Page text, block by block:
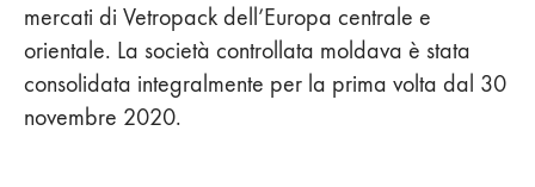
mercati di Vetropack dell’Europa centrale e
orientale. La società controllata moldava è stata
consolidata integralmente per la prima volta dal 30
novembre 2020.